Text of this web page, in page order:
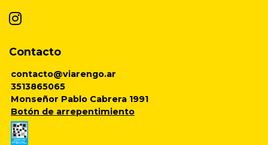
Contacto
contacto@viarengo.ar
3513865065
Monseñor Pablo Cabrera 1991
Botón de arrepentimiento